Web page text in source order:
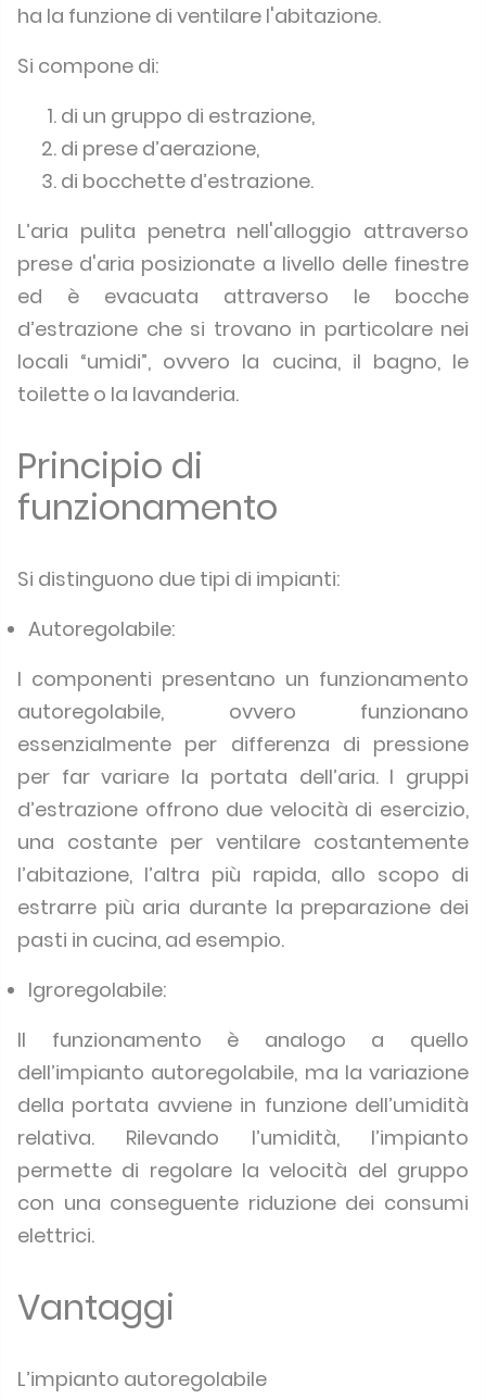
ha la funzione di ventilare l'abitazione.
Si compone di:
di un gruppo di estrazione,
di prese d’aerazione,
di bocchette d’estrazione.
L’aria pulita penetra nell'alloggio attraverso
prese d'aria posizionate a livello delle finestre
ed è evacuata attraverso le bocche
d’estrazione che si trovano in particolare nei
locali “umidi”, ovvero la cucina, il bagno, le
toilette o la lavanderia.
Principio di
funzionamento
Si distinguono due tipi di impianti:
Autoregolabile:
I componenti presentano un funzionamento
autoregolabile, ovvero funzionano
essenzialmente per differenza di pressione
per far variare la portata dell’aria. I gruppi
d’estrazione offrono due velocità di esercizio,
una costante per ventilare costantemente
l’abitazione, l’altra più rapida, allo scopo di
estrarre più aria durante la preparazione dei
pasti in cucina, ad esempio.
Igroregolabile:
Il funzionamento è analogo a quello
dell’impianto autoregolabile, ma la variazione
della portata avviene in funzione dell’umidità
relativa. Rilevando l’umidità, l’impianto
permette di regolare la velocità del gruppo
con una conseguente riduzione dei consumi
elettrici.
Vantaggi
L’impianto autoregolabile